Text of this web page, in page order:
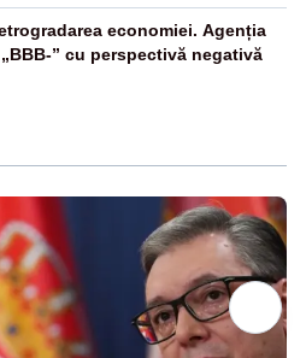
economiei. Agenția
” cu perspectivă negativă